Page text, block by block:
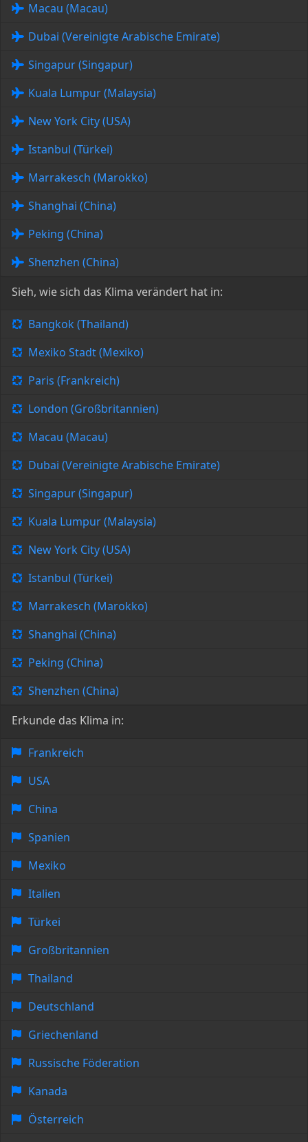
Macau (Macau)
Dubai (Vereinigte Arabische Emirate)
Singapur (Singapur)
Kuala Lumpur (Malaysia)
New York City (USA)
Istanbul (Türkei)
Marrakesch (Marokko)
Shanghai (China)
Peking (China)
Shenzhen (China)
Sieh, wie sich das Klima verändert hat in:
Bangkok (Thailand)
Mexiko Stadt (Mexiko)
Paris (Frankreich)
London (Großbritannien)
Macau (Macau)
Dubai (Vereinigte Arabische Emirate)
Singapur (Singapur)
Kuala Lumpur (Malaysia)
New York City (USA)
Istanbul (Türkei)
Marrakesch (Marokko)
Shanghai (China)
Peking (China)
Shenzhen (China)
Erkunde das Klima in:
Frankreich
USA
China
Spanien
Mexiko
Italien
Türkei
Großbritannien
Thailand
Deutschland
Griechenland
Russische Föderation
Kanada
Österreich